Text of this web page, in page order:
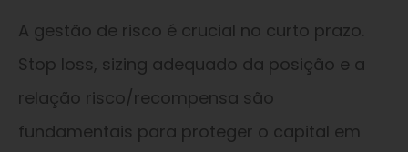
A gestão de risco é crucial no curto prazo.
Stop loss, sizing adequado da posição e a
relação risco/recompensa são
fundamentais para proteger o capital em